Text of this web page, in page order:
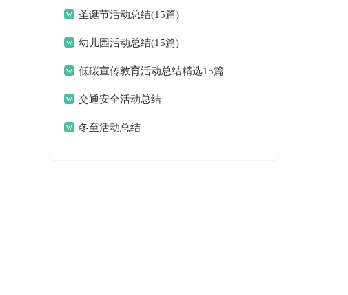
圣诞节活动总结(15篇)
幼儿园活动总结(15篇)
低碳宣传教育活动总结精选15篇
交通安全活动总结
冬至活动总结